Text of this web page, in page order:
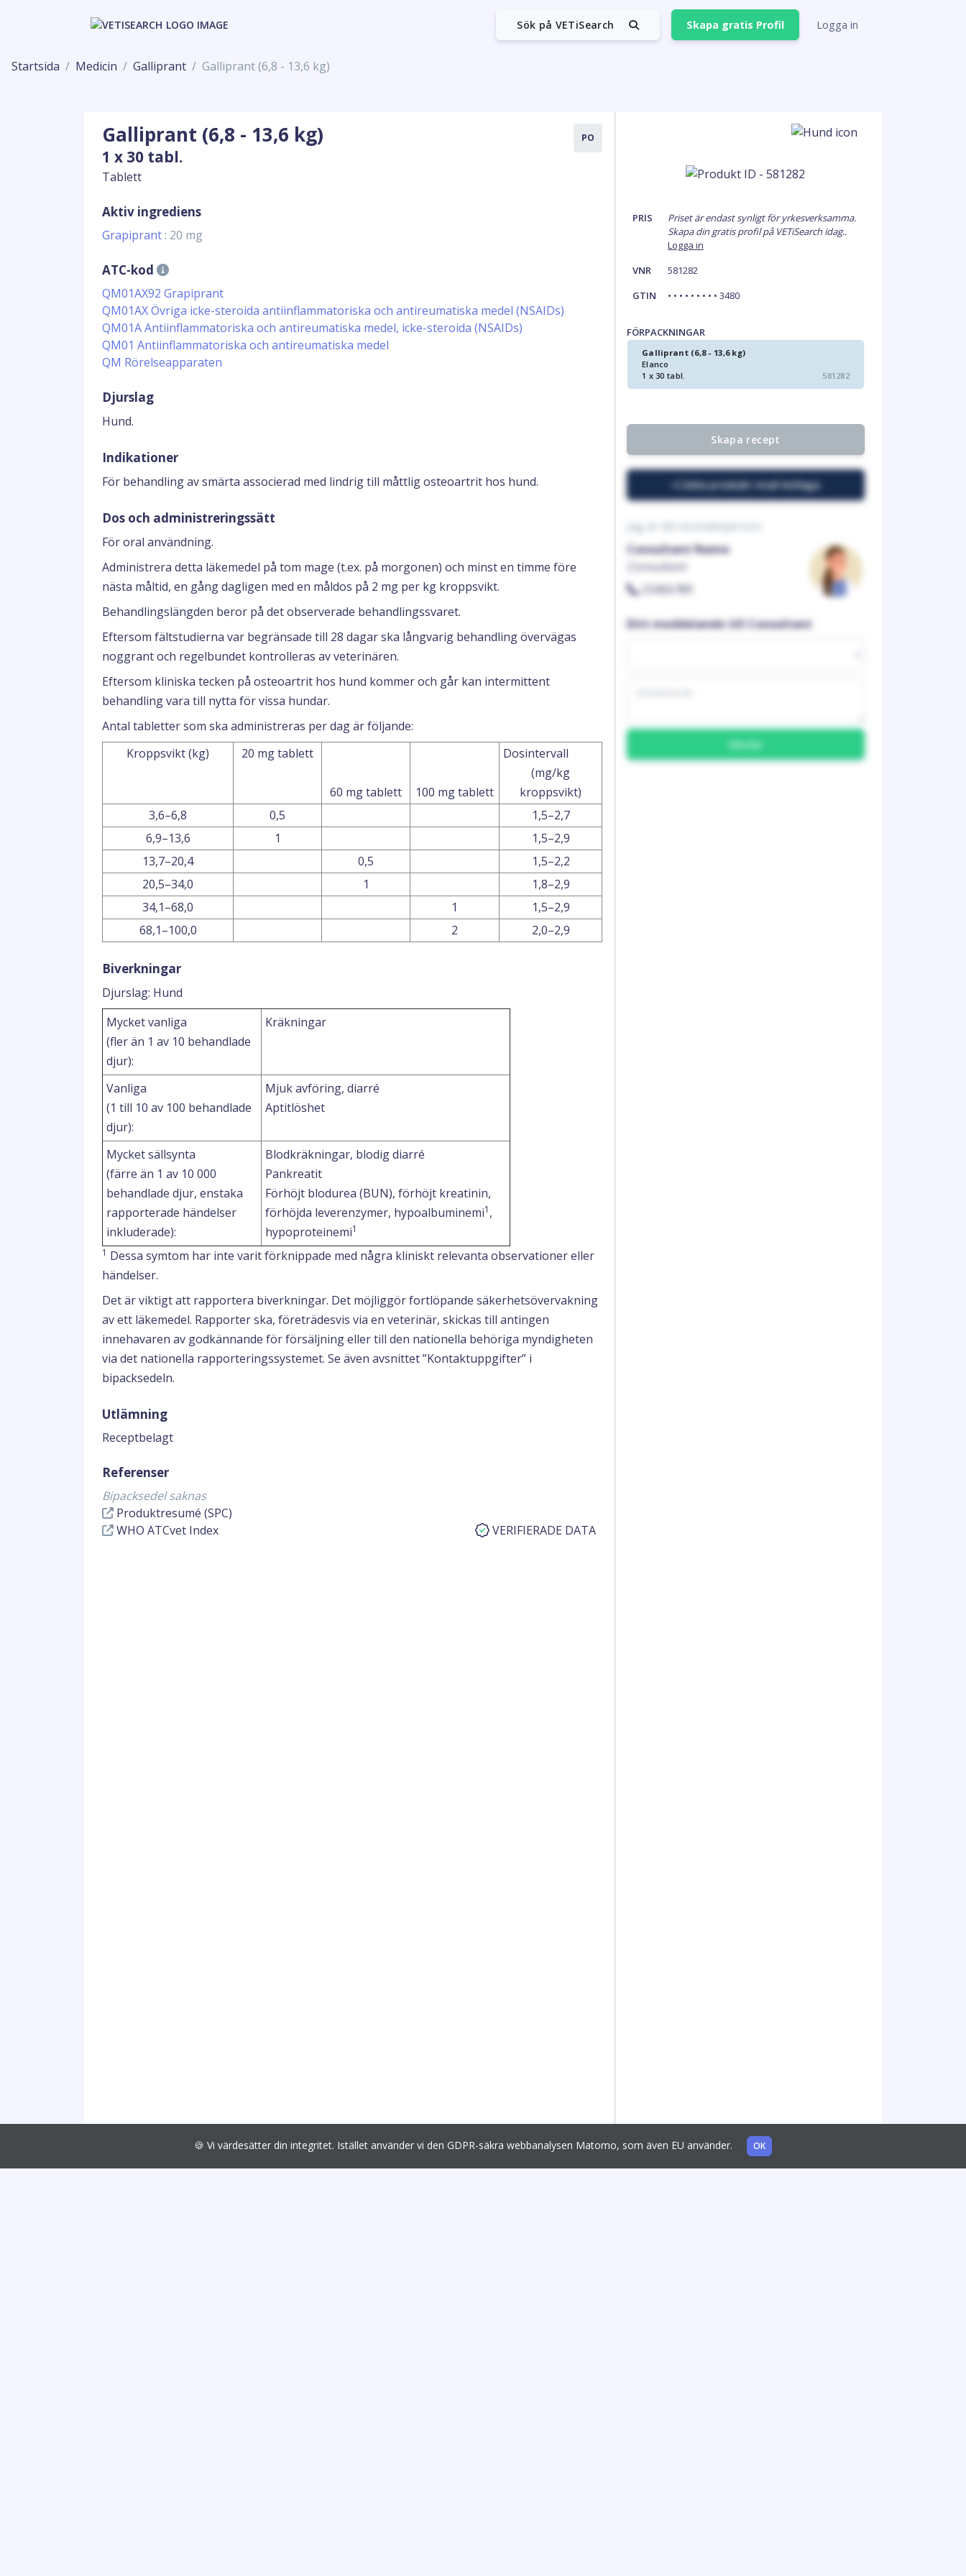
Sök på VETiSearch Skapa gratis Profil Logga in
Startsida Medicin Galliprant Galliprant (6,8 - 13,6 kg)
Galliprant (6,8 - 13,6 kg)
1 x 30 tabl.
Tablett
PO
Aktiv ingrediens
Grapiprant : 20 mg
ATC-kod
QM01AX92 Grapiprant
QM01AX Övriga icke-steroida antiinflammatoriska och antireumatiska medel (NSAIDs)
QM01A Antiinflammatoriska och antireumatiska medel, icke-steroida (NSAIDs)
QM01 Antiinflammatoriska och antireumatiska medel
QM Rörelseapparaten
Djurslag
Hund.
Indikationer
För behandling av smärta associerad med lindrig till måttlig osteoartrit hos hund.
Dos och administreringssätt
För oral användning.
Administrera detta läkemedel på tom mage (t.ex. på morgonen) och minst en timme före
nästa måltid, en gång dagligen med en måldos på 2 mg per kg kroppsvikt.
Behandlingslängden beror på det observerade behandlingssvaret.
Eftersom fältstudierna var begränsade till 28 dagar ska långvarig behandling övervägas
noggrant och regelbundet kontrolleras av veterinären.
Eftersom kliniska tecken på osteoartrit hos hund kommer och går kan intermittent
behandling vara till nytta för vissa hundar.
Antal tabletter som ska administreras per dag är följande:
Kroppsvikt (kg)
20 mg tablett
60 mg tablett 100 mg tablett
Dosintervall
(mg/kg
kroppsvikt)
3,6–6,8
0,5
1,5–2,7
6,9–13,6
1
1,5–2,9
13,7–20,4
0,5
1,5–2,2
20,5–34,0
1
1,8–2,9
34,1–68,0
1
1,5–2,9
68,1–100,0
2 2,0–2,9
Biverkningar
Djurslag: Hund
Mycket vanliga
(fler än 1 av 10 behandlade
djur):
Kräkningar
Vanliga
(1 till 10 av 100 behandlade
djur):
Mjuk avföring, diarré
Aptitlöshet
Mycket sällsynta
(färre än 1 av 10 000
behandlade djur, enstaka
rapporterade händelser
inkluderade):
Blodkräkningar, blodig diarré
Pankreatit
Förhöjt blodurea (BUN), förhöjt kreatinin,
förhöjda leverenzymer, hypoalbuminemi1 ,
hypoproteinemi1
1 Dessa symtom har inte varit förknippade med några kliniskt relevanta observationer eller
händelser.
Det är viktigt att rapportera biverkningar. Det möjliggör fortlöpande säkerhetsövervakning
av ett läkemedel. Rapporter ska, företrädesvis via en veterinär, skickas till antingen
innehavaren av godkännande för försäljning eller till den nationella behöriga myndigheten
via det nationella rapporteringssystemet. Se även avsnittet ”Kontaktuppgifter” i
bipacksedeln.
Utlämning
Receptbelagt
Referenser
Bipacksedel saknas
Produktresumé (SPC)
WHO ATCvet Index
VERIFIERADE DATA
PRIS
Priset är endast synligt för yrkesverksamma.
Skapa din gratis profil på VETiSearch idag..
Logga in
VNR
581282
GTIN
• • • • • • • • • 3480
FÖRPACKNINGAR
Galliprant (6,8 - 13,6 kg)
Elanco
1 x 30 tabl.
581282
Skapa recept
Dela produkt med kollega
Jag är din kontaktperson
Consultant Name
Consultant
23456789
Ditt meddelande till Consultant
Skicka
🍪 Vi värdesätter din integritet. Istället använder vi den GDPR-säkra webbanalysen Matomo, som även EU använder. OK